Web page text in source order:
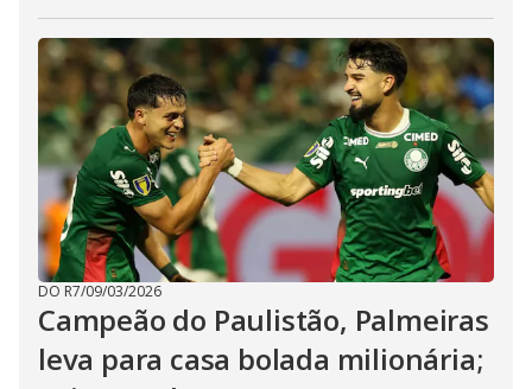
DO R7/09/03/2026
Campeão do Paulistão, Palmeiras
leva para casa bolada milionária;